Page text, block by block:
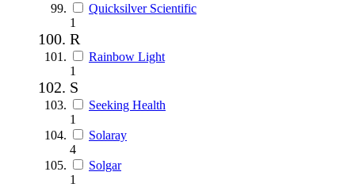
Quicksilver Scientific
1
R
Rainbow Light
1
S
Seeking Health
1
Solaray
4
Solgar
1